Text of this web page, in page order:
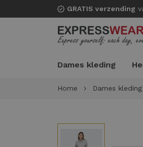
GRATIS verzending
Dames kleding
Home Dames kleding